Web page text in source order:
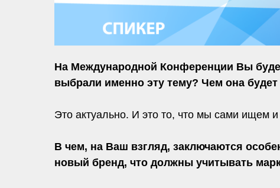
На Международной Конференции Вы
выбрали именно эту тему? Чем она
Это актуально. И это то, что мы сами ищем и
В чем, на Ваш взгляд, заключаются
новый бренд, что должны учитывать